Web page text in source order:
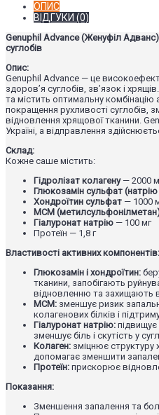
ОПИС
ВІДГУКИ (0)
Genuphil Advance (Женуфіл
суглобів
Опис:
Genuphil Advance — це
здоров’я суглобів, зв’язок і
та містить оптимальну
покращення рухливості суглобів,
відновлення хрящової тканини.
Україні, а відправлення
Склад:
Кожне саше містить:
Гідролізат колагену— 2000
Глюкозамін сульфат
Хондроїтин сульфат — 1000
МСМ
Гіалуронат натрію — 100 мг
Протеїн — 1,8 г
Властивості активних компонентів:
Глюкозамін і хондроїтин:
тканини, запобігають
відновленню та захищають
МСМ: зменшує ризик
колагенових білків і
Гіалуронат натрію: підвищує
зменшує біль і скутість у
Колаген: зміцнює структуру
допомагає зменшити
Протеїн: прискорює
Показання:
Зменшення запалення та